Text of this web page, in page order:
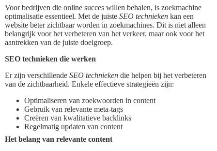
Voor bedrijven die online succes willen behalen, is zoekmachine
optimalisatie essentieel. Met de juiste SEO technieken kan een
website beter zichtbaar worden in zoekmachines. Dit is niet alleen
belangrijk voor het verbeteren van het verkeer, maar ook voor het
aantrekken van de juiste doelgroep.
SEO technieken die werken
Er zijn verschillende SEO technieken die helpen bij het verbeteren
van de zichtbaarheid. Enkele effectieve strategieën zijn:
Optimaliseren van zoekwoorden in content
Gebruik van relevante meta-tags
Creëren van kwalitatieve backlinks
Regelmatig updaten van content
Het belang van relevante content